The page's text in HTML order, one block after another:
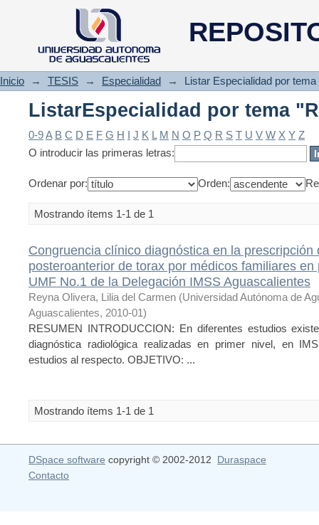
ListarEspecialidad por tema
Inicio → TESIS → Especialidad → Listar Especialidad por tema
ListarEspecialidad por tema
0-9A B C D E F G H I J K L M N O P Q R S T U V W X Y Z
O introducir las primeras letras:
Ordenar por: Orden:
Mostrando ítems 1-1 de 1
Congruencia clínico diagnóstica en la
posteroanterior de torax por médicos familiares
UMF No.1 de la Delegación IMSS Aguascalientes
Reyna Olivera, Lilia del Carmen (Universidad Autónoma de
Aguascalientes, 2010-01)
RESUMEN INTRODUCCION: En diferentes estudios
diagnóstica radiológica realizadas en primer nivel, en
estudios al respecto. OBJETIVO: ...
Mostrando ítems 1-1 de 1
DSpace software copyright © 2002-2012 Duraspace
Contacto